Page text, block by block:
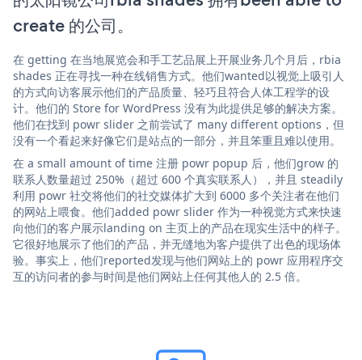
create 的公司。
在 getting 在当地展览会和手工艺品展上开展业务几个月后，rbia
shades 正在寻找一种在线销售方式。他们wanted以视觉上吸引人
的方式向访客展示他们的产品质量、轻巧且符合人体工程学的设
计。他们的 Store for WordPress 没有为此提供足够的解决方案。
他们在找到 powr slider 之前尝试了 many different options，但
没有一个看起来好像它们是站点的一部分，并且笨重且难以使用。
在 a small amount of time 注册 powr popup 后，他们grow 的
联系人数量超过 250%（超过 600 个真实联系人），并且 steadily
利用 powr 社交将他们的社交媒体扩大到 6000 多个关注者在他们
的网站上喂食。他们added powr slider 作为一种视觉方式来快速
向他们的客户展示landing on 主页上的产品在现实生活中的样子。
它很好地展示了他们的产品，并无缝地为客户提供了出色的现场体
验。事实上，他们reported发现与他们网站上的 powr 应用程序交
互的访问者的参与时间是他们网站上任何其他人的 2.5 倍。